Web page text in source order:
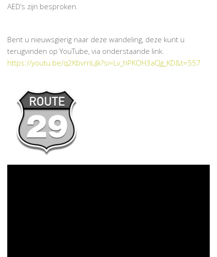
AED’s zijn besproken.
Bent u nieuwsgierig naar deze wandeling, deze kunt u
terugvinden op YouTube, via onderstaande link.
https://youtu.be/q2KbvrnLiJk?si=Lv_hPKOH3aCJg_KD&t=557